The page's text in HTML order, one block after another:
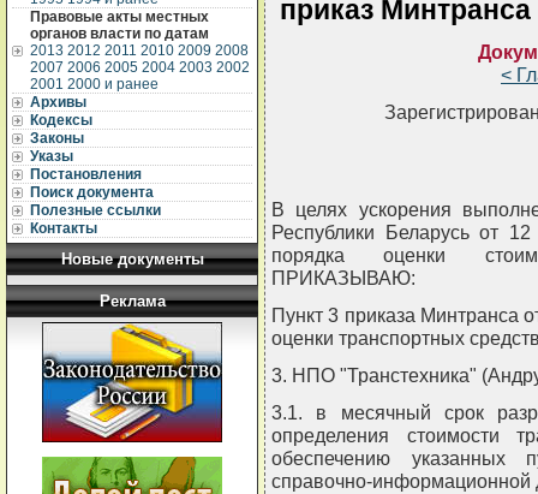
Правовые акты местных
органов власти по датам
2013 2012 2011 2010 2009 2008
2007 2006 2005 2004 2003 2002
2001 2000 и ранее
Архивы
Кодексы
Законы
Указы
Постановления
Поиск документа
Полезные ссылки
Контакты
Новые документы
Реклама
приказ
<
В целях ускорения
Республики Беларусь от
порядка оценки
ПРИКАЗЫВАЮ:
Пункт 3 приказа Минтранса
оценки транспортных
3. НПО "Транстехника"
3.1. в месячный срок
определения стоимости
обеспечению указанных
справочно-информационной